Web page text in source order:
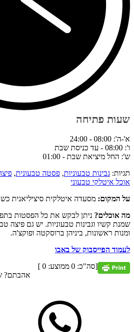
שעות פתיחה
א'-ה': 08:00 - 24:00
ו': 08:00 - עד כניסת שבת
ש': החל מיציאת שבת - 01:00
תגיות: גבינות טבעוניות, פסטה טבעונית,
אוכל איטלקי טבעוני
על המקום: מסעדה איטלקית סיציליאנית
מה אוכלים? ניתן לבקש את כל הפסטות
שמנת קשיו וגבינות טבעוניות. יש גם פיצה
ומנות ראשונות, ביניהן ברוסקטה ופוקצ'ה.
לעמוד הפייסבוק של באבו
[סה"כ: 0 ממוצע: 0
]
אהבתם?